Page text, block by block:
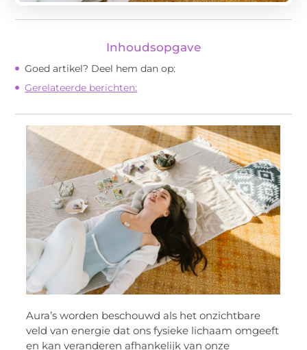
Inhoudsopgave
Goed artikel? Deel hem dan op:
Gerelateerde berichten:
Aura’s worden beschouwd als het onzichtbare
veld van energie dat ons fysieke lichaam omgeeft
en kan veranderen afhankelijk van onze